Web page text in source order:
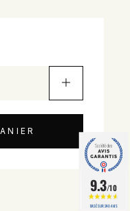
9.3/10
BASÉ SUR 240 AVIS